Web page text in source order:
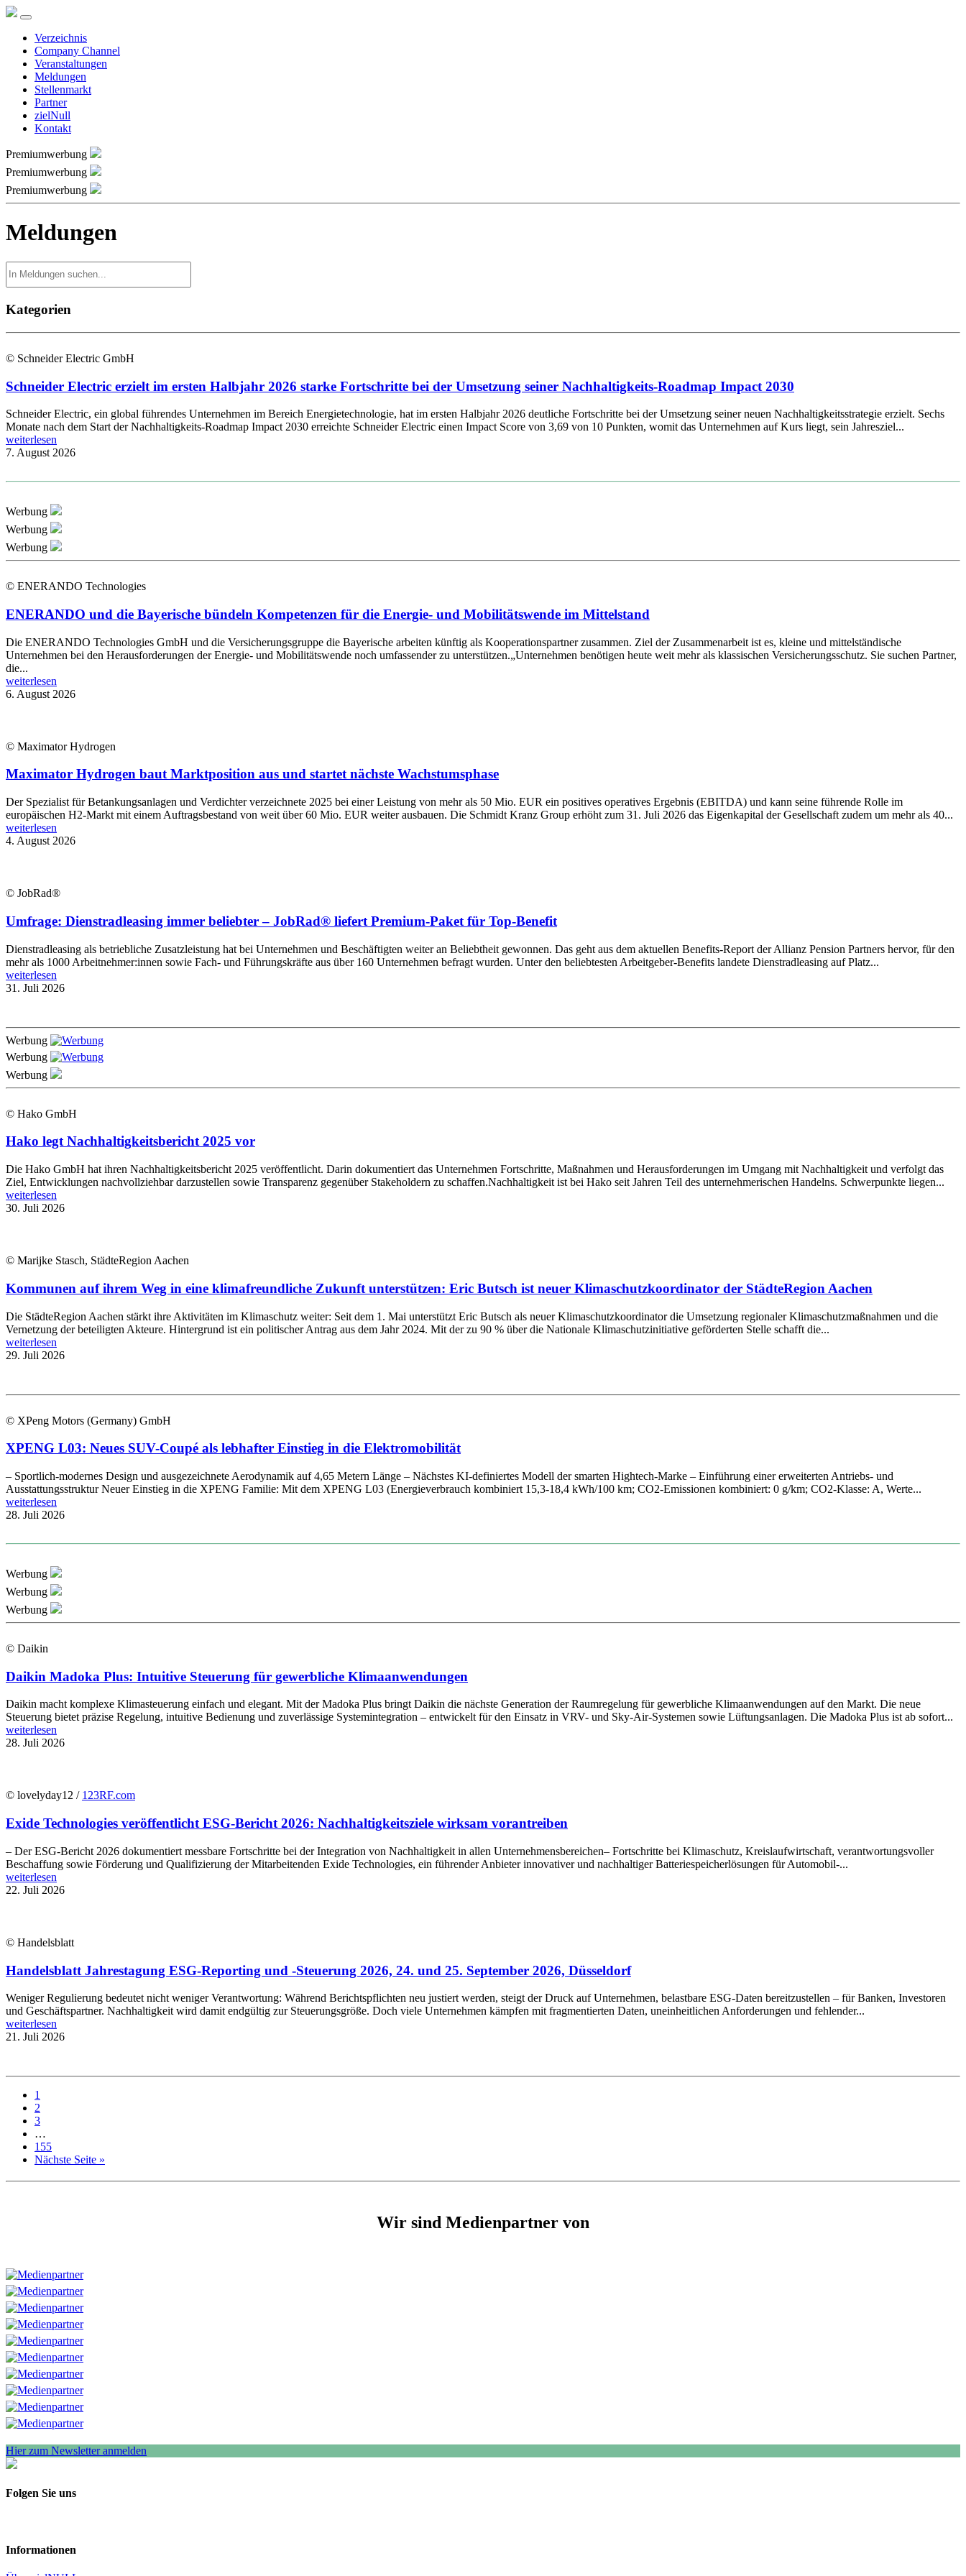
Verzeichnis
Company Channel
Veranstaltungen
Meldungen
Stellenmarkt
Partner
zielNull
Kontakt
Premiumwerbung
Premiumwerbung
Premiumwerbung
Meldungen
Kategorien
© Schneider Electric GmbH
Schneider Electric erzielt im ersten Halbjahr 2026 starke Fortschritte bei der Umsetzung seiner Nachhaltigkeits-Roadmap Impact 2030
Schneider Electric, ein global führendes Unternehmen im Bereich Energietechnologie, hat im ersten Halbjahr 2026 deutliche Fortschritte bei der Umsetzung seiner neuen Nachhaltigkeitsstrategie erzielt. Sechs
Monate nach dem Start der Nachhaltigkeits-Roadmap Impact 2030 erreichte Schneider Electric einen Impact Score von 3,69 von 10 Punkten, womit das Unternehmen auf Kurs liegt, sein Jahresziel...
weiterlesen
7. August 2026
Werbung
Werbung
Werbung
© ENERANDO Technologies
ENERANDO und die Bayerische bündeln Kompetenzen für die Energie- und Mobilitätswende im Mittelstand
Die ENERANDO Technologies GmbH und die Versicherungsgruppe die Bayerische arbeiten künftig als Kooperationspartner zusammen. Ziel der Zusammenarbeit ist es, kleine und mittelständische
Unternehmen bei den Herausforderungen der Energie- und Mobilitätswende noch umfassender zu unterstützen.„Unternehmen benötigen heute weit mehr als klassischen Versicherungsschutz. Sie suchen Partner,
die...
weiterlesen
6. August 2026
© Maximator Hydrogen
Maximator Hydrogen baut Marktposition aus und startet nächste Wachstumsphase
Der Spezialist für Betankungsanlagen und Verdichter verzeichnete 2025 bei einer Leistung von mehr als 50 Mio. EUR ein positives operatives Ergebnis (EBITDA) und kann seine führende Rolle im
europäischen H2-Markt mit einem Auftragsbestand von weit über 60 Mio. EUR weiter ausbauen. Die Schmidt Kranz Group erhöht zum 31. Juli 2026 das Eigenkapital der Gesellschaft zudem um mehr als 40...
weiterlesen
4. August 2026
© JobRad®
Umfrage: Dienstradleasing immer beliebter – JobRad® liefert Premium-Paket für Top-Benefit
Dienstradleasing als betriebliche Zusatzleistung hat bei Unternehmen und Beschäftigten weiter an Beliebtheit gewonnen. Das geht aus dem aktuellen Benefits-Report der Allianz Pension Partners hervor, für den
mehr als 1000 Arbeitnehmer:innen sowie Fach- und Führungskräfte aus über 160 Unternehmen befragt wurden. Unter den beliebtesten Arbeitgeber-Benefits landete Dienstradleasing auf Platz...
weiterlesen
31. Juli 2026
Werbung
Werbung
Werbung
© Hako GmbH
Hako legt Nachhaltigkeitsbericht 2025 vor
Die Hako GmbH hat ihren Nachhaltigkeitsbericht 2025 veröffentlicht. Darin dokumentiert das Unternehmen Fortschritte, Maßnahmen und Herausforderungen im Umgang mit Nachhaltigkeit und verfolgt das
Ziel, Entwicklungen nachvollziehbar darzustellen sowie Transparenz gegenüber Stakeholdern zu schaffen.Nachhaltigkeit ist bei Hako seit Jahren Teil des unternehmerischen Handelns. Schwerpunkte liegen...
weiterlesen
30. Juli 2026
© Marijke Stasch, StädteRegion Aachen
Kommunen auf ihrem Weg in eine klimafreundliche Zukunft unterstützen: Eric Butsch ist neuer Klimaschutzkoordinator der StädteRegion Aachen
Die StädteRegion Aachen stärkt ihre Aktivitäten im Klimaschutz weiter: Seit dem 1. Mai unterstützt Eric Butsch als neuer Klimaschutzkoordinator die Umsetzung regionaler Klimaschutzmaßnahmen und die
Vernetzung der beteiligten Akteure. Hintergrund ist ein politischer Antrag aus dem Jahr 2024. Mit der zu 90 % über die Nationale Klimaschutzinitiative geförderten Stelle schafft die...
weiterlesen
29. Juli 2026
© XPeng Motors (Germany) GmbH
XPENG L03: Neues SUV-Coupé als lebhafter Einstieg in die Elektromobilität
– Sportlich-modernes Design und ausgezeichnete Aerodynamik auf 4,65 Metern Länge – Nächstes KI-definiertes Modell der smarten Hightech-Marke – Einführung einer erweiterten Antriebs- und
Ausstattungsstruktur Neuer Einstieg in die XPENG Familie: Mit dem XPENG L03 (Energieverbrauch kombiniert 15,3-18,4 kWh/100 km; CO2-Emissionen kombiniert: 0 g/km; CO2-Klasse: A, Werte...
weiterlesen
28. Juli 2026
Werbung
Werbung
Werbung
© Daikin
Daikin Madoka Plus: Intuitive Steuerung für gewerbliche Klimaanwendungen
Daikin macht komplexe Klimasteuerung einfach und elegant. Mit der Madoka Plus bringt Daikin die nächste Generation der Raumregelung für gewerbliche Klimaanwendungen auf den Markt. Die neue
Steuerung bietet präzise Regelung, intuitive Bedienung und zuverlässige Systemintegration – entwickelt für den Einsatz in VRV- und Sky-Air-Systemen sowie Lüftungsanlagen. Die Madoka Plus ist ab sofort...
weiterlesen
28. Juli 2026
© lovelyday12 / 123RF.com
Exide Technologies veröffentlicht ESG-Bericht 2026: Nachhaltigkeitsziele wirksam vorantreiben
– Der ESG-Bericht 2026 dokumentiert messbare Fortschritte bei der Integration von Nachhaltigkeit in allen Unternehmensbereichen– Fortschritte bei Klimaschutz, Kreislaufwirtschaft, verantwortungsvoller
Beschaffung sowie Förderung und Qualifizierung der Mitarbeitenden Exide Technologies, ein führender Anbieter innovativer und nachhaltiger Batteriespeicherlösungen für Automobil-...
weiterlesen
22. Juli 2026
© Handelsblatt
Handelsblatt Jahrestagung ESG-Reporting und -Steuerung 2026, 24. und 25. September 2026, Düsseldorf
Weniger Regulierung bedeutet nicht weniger Verantwortung: Während Berichtspflichten neu justiert werden, steigt der Druck auf Unternehmen, belastbare ESG-Daten bereitzustellen – für Banken, Investoren
und Geschäftspartner. Nachhaltigkeit wird damit endgültig zur Steuerungsgröße. Doch viele Unternehmen kämpfen mit fragmentierten Daten, uneinheitlichen Anforderungen und fehlender...
weiterlesen
21. Juli 2026
1
2
3
…
155
Nächste Seite »
Wir sind Medienpartner von
Hier zum Newsletter anmelden
Folgen Sie uns
Informationen